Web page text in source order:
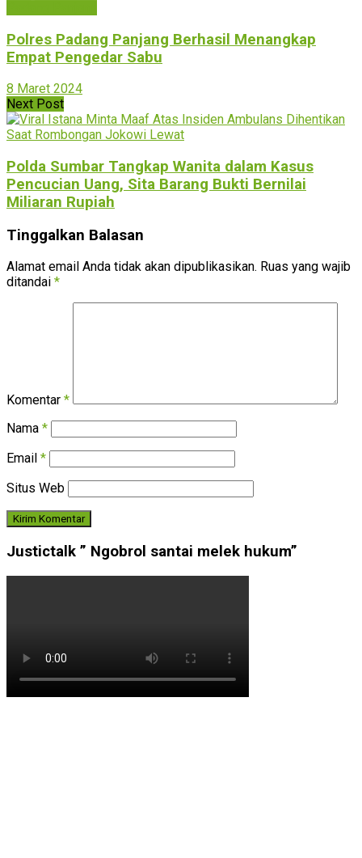
Polres Padang Panjang Berhasil Menangkap
Empat Pengedar Sabu
8 Maret 2024
Next Post
Polda Sumbar Tangkap Wanita dalam Kasus
Pencucian Uang, Sita Barang Bukti Bernilai
Miliaran Rupiah
Tinggalkan Balasan
Alamat email Anda tidak akan dipublikasikan. Ruas yang wajib
ditandai *
Komentar *
Nama *
Email *
Situs Web
Justictalk ” Ngobrol santai melek hukum”